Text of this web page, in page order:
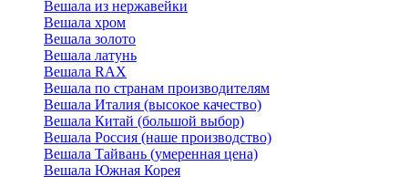
Вешала из нержавейки
Вешала хром
Вешала золото
Вешала латунь
Вешала RAX
Вешала по странам производителям
Вешала Италия (высокое качество)
Вешала Китай (большой выбор)
Вешала Россия (наше производство)
Вешала Тайвань (умеренная цена)
Вешала Южная Корея